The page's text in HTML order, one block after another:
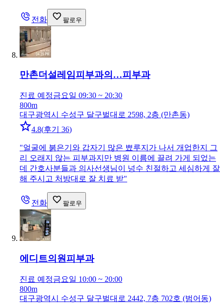
전화 팔로우
만촌더설레임피부과의…피부과
진료 예정금요일 09:30 ~ 20:30
800m
대구광역시 수성구 달구벌대로 2598, 2층 (만촌동)
4.8(후기 36)
"얼굴에 붉은기와 갑자기 많은 뾰루지가 나서 개업한지 그
리 오래지 않는 피부과지만 병원 이름에 끌려 가게 되었는
데 간호사분들과 의사선생님이 넝수 친절하고 세심하게 잘
해 주시고 처방대로 잘 치료 받"
전화 팔로우
에디트의원 피부과
진료 예정금요일 10:00 ~ 20:00
800m
대구광역시 수성구 달구벌대로 2442, 7층 702호 (범어동)